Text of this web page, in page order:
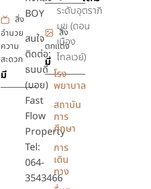
สิ่ง
อำนวย
ความ
สะดวก
มี
สิ่ง
ตกแต่ง
มี
BOY
สนใจ
ติดต่อ:
ธนบดี
(บอย)
Fast
Flow
Property
Tel:
064-
3543466
ระดับอุตราภิ
มุข (ดอน
เมือง
โทลเวย์)
โรง
พยาบาล
สถาบัน
การ
ศึกษา
การ
เดิน
ทาง